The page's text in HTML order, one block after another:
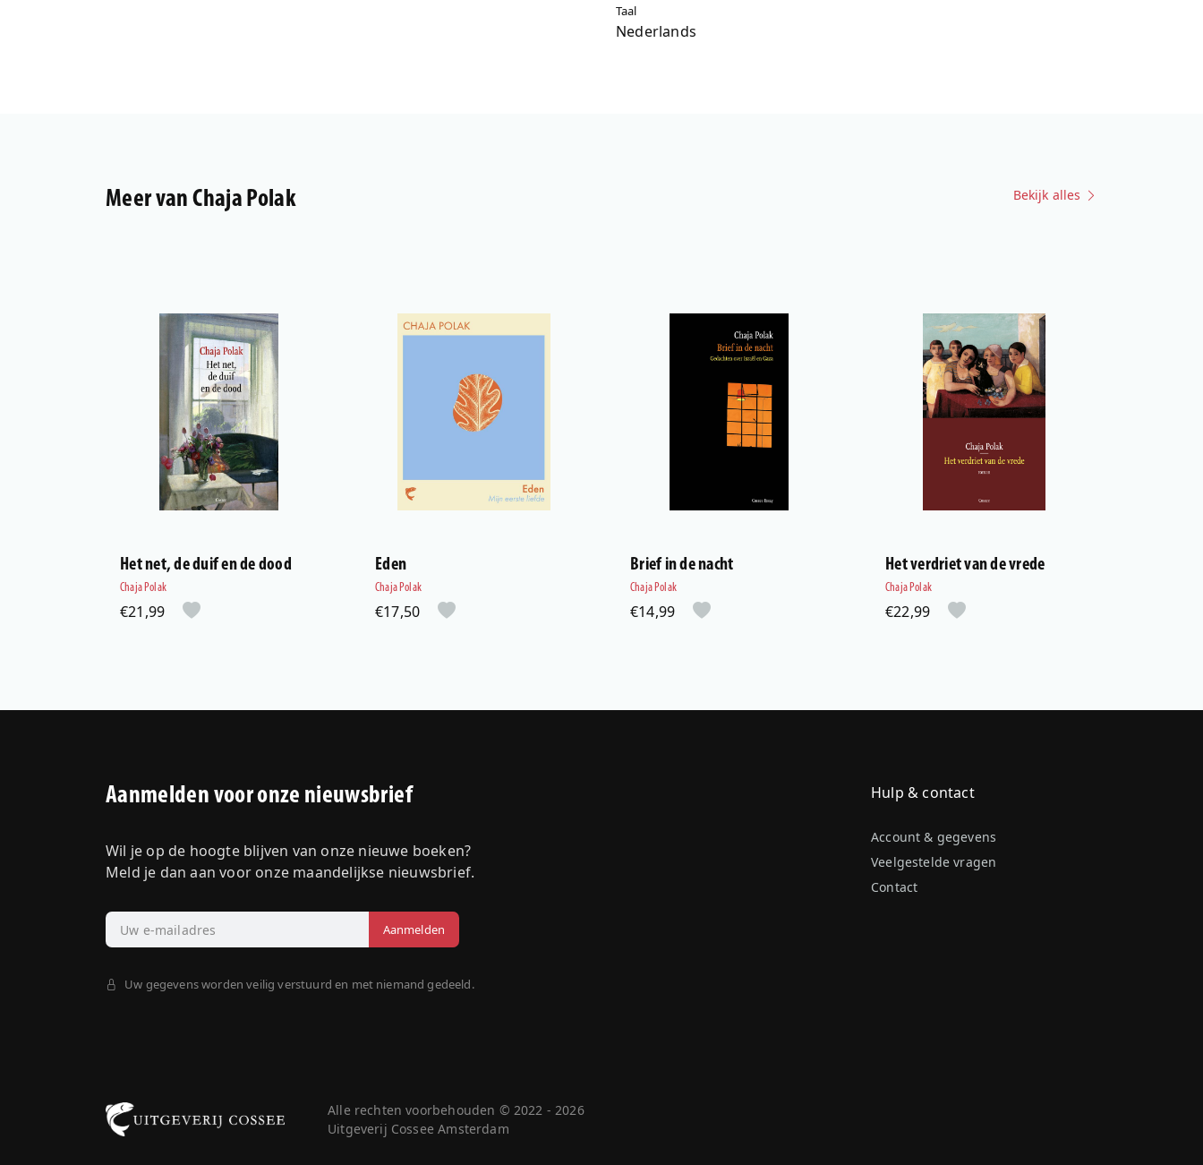
Taal
Nederlands
Meer van Chaja Polak Bekijk alles
Het net, de duif en de dood
Chaja Polak
€21,99
Eden
Chaja Polak
€17,50
Brief in de nacht
Chaja Polak
€14,99
Het verdriet van de vrede
Chaja Polak
€22,99
Aanmelden voor onze nieuwsbrief
Wil je op de hoogte blijven van onze nieuwe boeken?
Meld je dan aan voor onze maandelijkse nieuwsbrief.
Uw gegevens worden veilig verstuurd en met niemand gedeeld.
Hulp & contact
Account & gegevens
Veelgestelde vragen
Contact
Alle rechten voorbehouden © 2022 - 2026
Uitgeverij Cossee Amsterdam